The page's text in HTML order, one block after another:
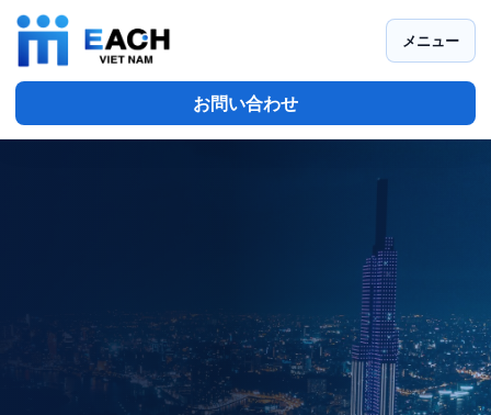
メニュー
お問い合わせ